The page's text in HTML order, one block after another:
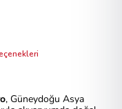
, Güneydoğu Asya